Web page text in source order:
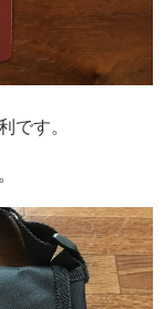
です。